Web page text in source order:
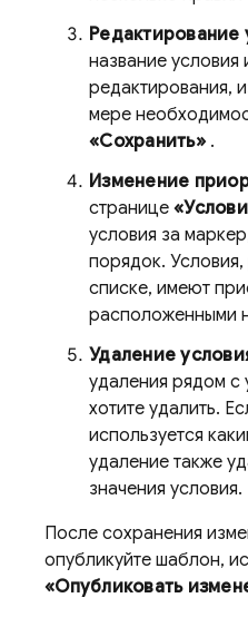
Редактирование
название условия
редактирования,
мере
«Сохранить».
Изменение
странице
условия за
порядок.
списке, имеют
расположенными
Удаление
удаления рядом с
хотите удалить.
используется
удаление также
значения условия.
После сохранения
опубликуйте шаблон,
«Опубликовать